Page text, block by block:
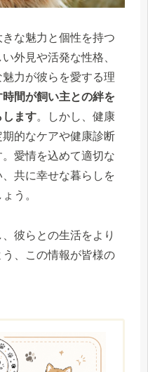
な魅力と個性を持つ
外見や活発な性格、
力が彼らを愛する理
間が飼い主との絆を
します。しかし、健康
的なケアや健康診断
愛情を込めて適切な
共に幸せな暮らしを
う。
彼らとの生活をより
、この情報が皆様の